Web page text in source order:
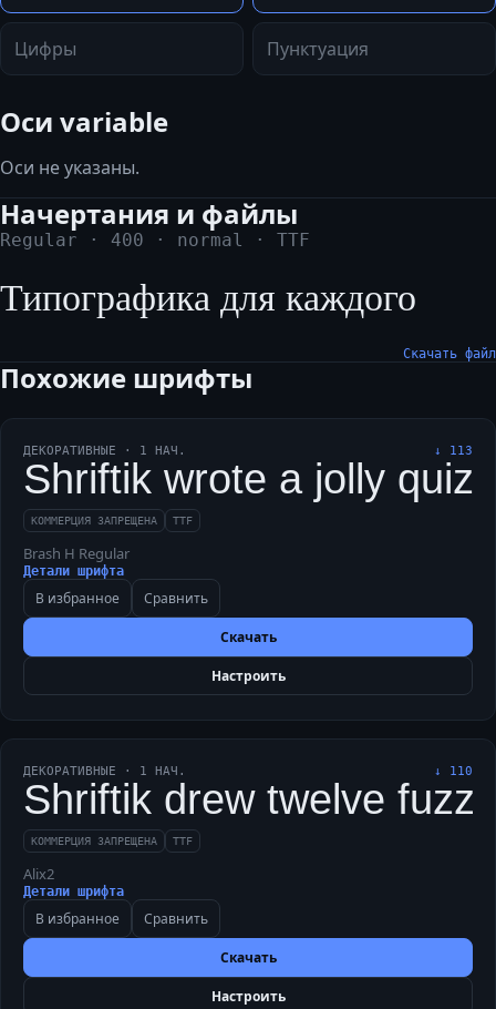
Цифры Пунктуация
Оси variable
Оси не указаны.
Начертания и файлы
Regular · 400 · normal · TTF
Типографика для каждого
Скачать файл
Похожие шрифты
ДЕКОРАТИВНЫЕ · 1 НАЧ. ↓ 113
Shriftik wrote a jolly quiz
КОММЕРЦИЯ ЗАПРЕЩЕНА TTF
Brash H Regular
Детали шрифта
В избранное Сравнить
Скачать
Настроить
ДЕКОРАТИВНЫЕ · 1 НАЧ. ↓ 110
Shriftik drew twelve
КОММЕРЦИЯ ЗАПРЕЩЕНА TTF
Alix2
Детали шрифта
В избранное Сравнить
Скачать
Настроить